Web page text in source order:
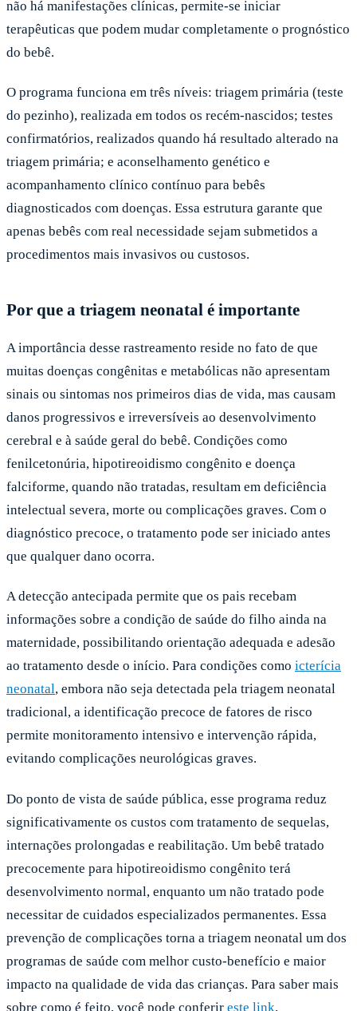
não há manifestações clínicas, permite-se iniciar
terapêuticas que podem mudar completamente o prognóstico
do bebê.
O programa funciona em três níveis: triagem primária (teste
do pezinho), realizada em todos os recém-nascidos; testes
confirmatórios, realizados quando há resultado alterado na
triagem primária; e aconselhamento genético e
acompanhamento clínico contínuo para bebês
diagnosticados com doenças. Essa estrutura garante que
apenas bebês com real necessidade sejam submetidos a
procedimentos mais invasivos ou custosos.
Por que a triagem neonatal é importante
A importância desse rastreamento reside no fato de que
muitas doenças congênitas e metabólicas não apresentam
sinais ou sintomas nos primeiros dias de vida, mas causam
danos progressivos e irreversíveis ao desenvolvimento
cerebral e à saúde geral do bebê. Condições como
fenilcetonúria, hipotireoidismo congênito e doença
falciforme, quando não tratadas, resultam em deficiência
intelectual severa, morte ou complicações graves. Com o
diagnóstico precoce, o tratamento pode ser iniciado antes
que qualquer dano ocorra.
A detecção antecipada permite que os pais recebam
informações sobre a condição de saúde do filho ainda na
maternidade, possibilitando orientação adequada e adesão
ao tratamento desde o início. Para condições como icterícia
neonatal, embora não seja detectada pela triagem neonatal
tradicional, a identificação precoce de fatores de risco
permite monitoramento intensivo e intervenção rápida,
evitando complicações neurológicas graves.
Do ponto de vista de saúde pública, esse programa reduz
significativamente os custos com tratamento de sequelas,
internações prolongadas e reabilitação. Um bebê tratado
precocemente para hipotireoidismo congênito terá
desenvolvimento normal, enquanto um não tratado pode
necessitar de cuidados especializados permanentes. Essa
prevenção de complicações torna a triagem neonatal um dos
programas de saúde com melhor custo-benefício e maior
impacto na qualidade de vida das crianças. Para saber mais
sobre como é feito, você pode conferir este link.